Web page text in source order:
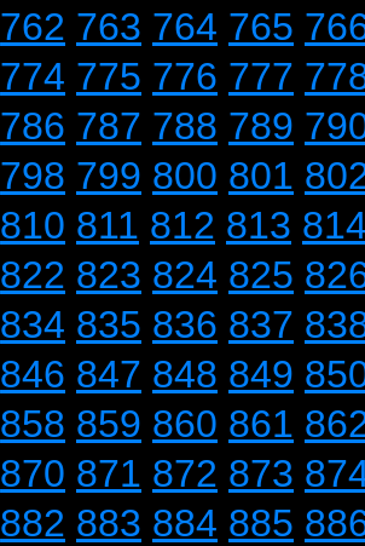
762 763 764 765
774 775 776 777
786 787 788 789
798 799 800 801
810 811 812 813
822 823 824 825
834 835 836 837
846 847 848 849
858 859 860 861
870 871 872 873
882 883 884 885